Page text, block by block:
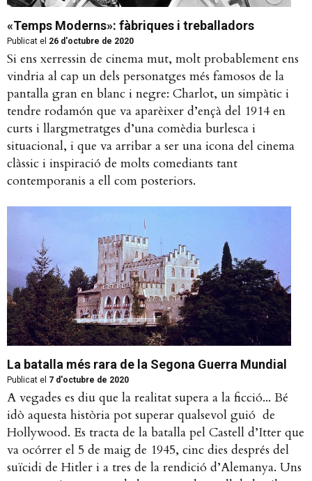
«Temps Moderns»: fàbriques i treballadors
Publicat el 26 d'octubre de 2020
Si ens xerressin de cinema mut, molt probablement ens
vindria al cap un dels personatges més famosos de la
pantalla gran en blanc i negre: Charlot, un simpàtic i
tendre rodamón que va aparèixer d’ençà del 1914 en
curts i llargmetratges d’una comèdia burlesca i
situacional, i que va arribar a ser una icona del cinema
clàssic i inspiració de molts comediants tant
contemporanis a ell com posteriors.
La batalla més rara de la Segona Guerra Mundial
Publicat el 7 d'octubre de 2020
A vegades es diu que la realitat supera a la ficció... Bé
idò aquesta història pot superar qualsevol guió de
Hollywood. Es tracta de la batalla pel Castell d’Itter que
va ocórrer el 5 de maig de 1945, cinc dies després del
suïcidi de Hitler i a tres de la rendició d’Alemanya. Uns